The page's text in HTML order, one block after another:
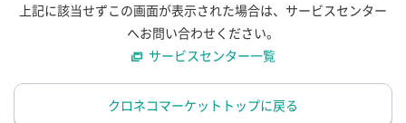
上記に該当せずこの画面が表示された場合は、サービスセンター
へお問い合わせください。
サービスセンター一覧
クロネコマーケットトップに戻る